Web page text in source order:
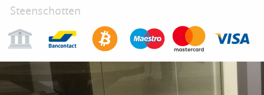
Steenschotten